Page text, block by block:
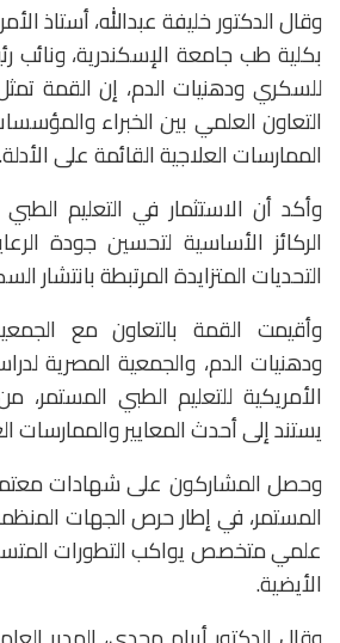
وقال الدكتور خليفة عبدالله، أستاذ
بكلية طب جامعة الإسكندرية، ونائب
للسكري ودهنيات الدم، إن القمة
التعاون العلمي بين الخبراء
الممارسات العلاجية القائمة على الأدلة.
وأكد أن الاستثمار في التعليم
الركائز الأساسية لتحسين جودة
التحديات المتزايدة المرتبطة بانتشار
وأقيمت القمة بالتعاون مع
ودهنيات الدم، والجمعية المصرية
الأمريكية للتعليم الطبي
يستند إلى أحدث المعايير والممارسات
وحصل المشاركون على شهادات
المستمر، في إطار حرص الجهات
علمي متخصص يواكب التطورات
الأيضية.